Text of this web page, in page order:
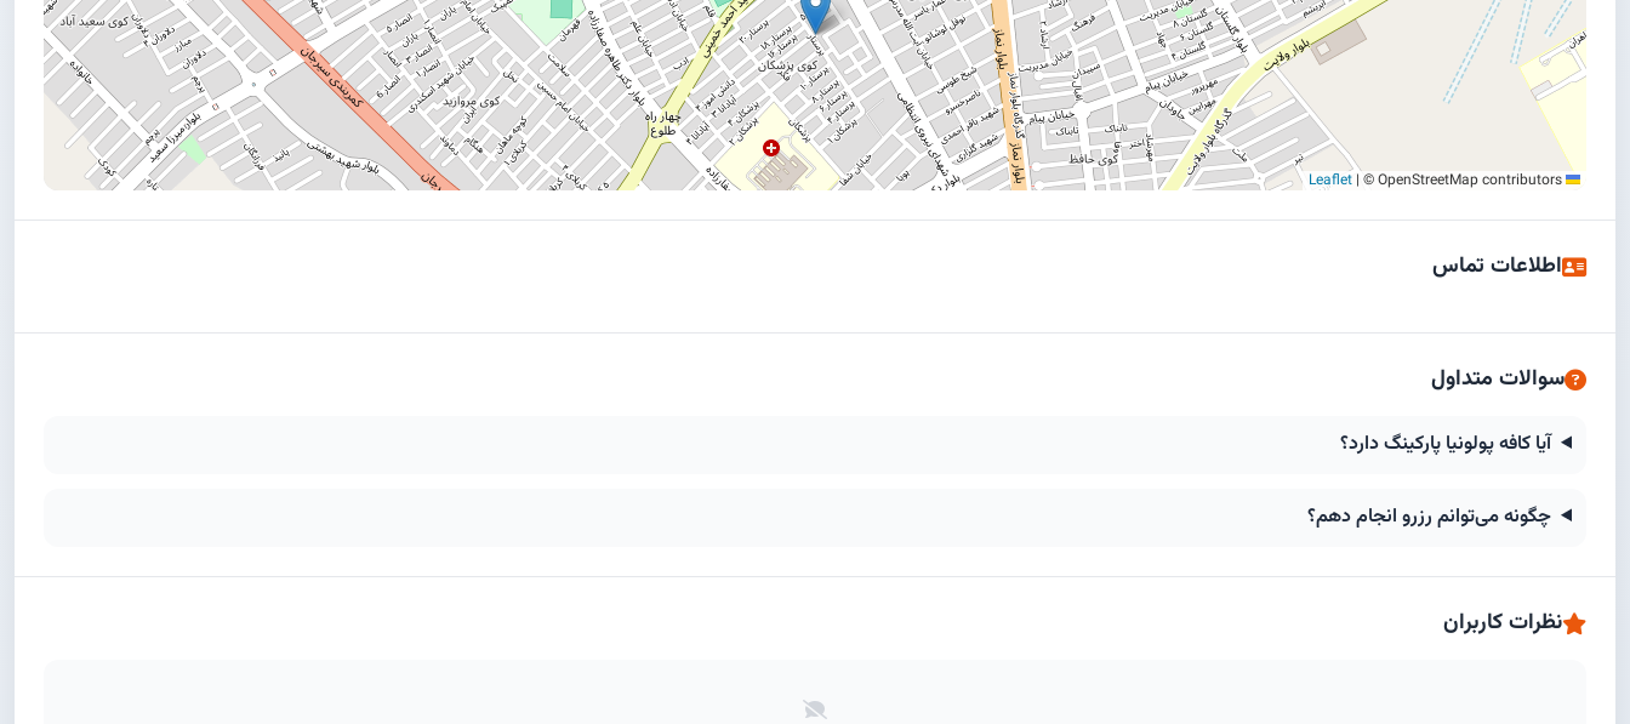
| © OpenStreetMap contributors
اطلاعات تماس
سوالات متداول
آیا كافه پولونيا پارکینگ دارد؟
چگونه می‌توانم رزرو انجام دهم؟
نظرات کاربران